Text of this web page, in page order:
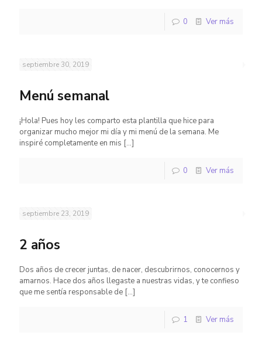
0 Ver más
septiembre 30, 2019
Menú semanal
¡Hola! Pues hoy les comparto esta plantilla que hice para
organizar mucho mejor mi día y mi menú de la semana. Me
inspiré completamente en mis […]
0 Ver más
septiembre 23, 2019
2 años
Dos años de crecer juntas, de nacer, descubrirnos, conocernos y
amarnos. Hace dos años llegaste a nuestras vidas, y te confieso
que me sentía responsable de […]
1 Ver más